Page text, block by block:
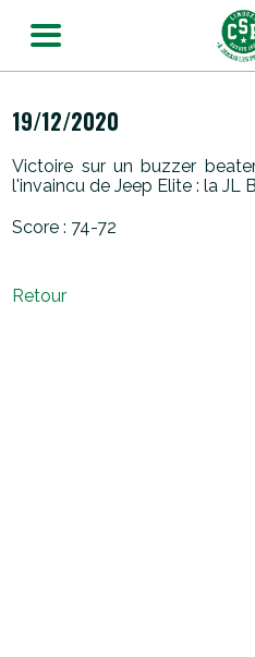
19/12/2020
Victoire sur un buzzer
l'invaincu de Jeep Elite : la JL
Score : 74-72
Retour